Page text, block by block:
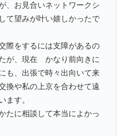
、お見合いネットワークシ
て望みが叶い嬉しかったで
際をするには支障があるの
が、現在 かなり前向きに
も、出張で時々出向いて来
換や私の上京を合わせて遠
ます。
たに相談して本当によかっ